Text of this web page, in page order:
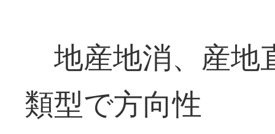
地産地消、産
類型で方向性